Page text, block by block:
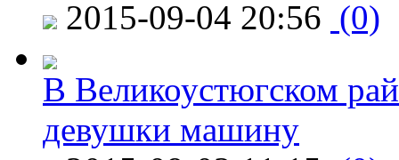
2015-09-04 20:56 (0)
В Великоустюгском
девушки машину